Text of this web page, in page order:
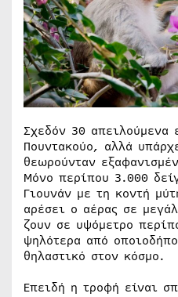
Σχεδόν 30 απειλούμενα
Πουντακούο, αλλά
θεωρούνταν
Μόνο περίπου 3.000
Γιουνάν με τη κοντή
αρέσει ο αέρας σε
ζουν σε υψόμετρο
ψηλότερα από
θηλαστικό στον κόσμο.
Επειδή η τροφή είναι